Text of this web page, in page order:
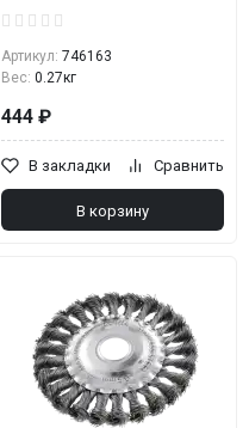
Артикул: 746163
Вес: 0.27кг
444 ₽
В закладки Сравнить
В корзину